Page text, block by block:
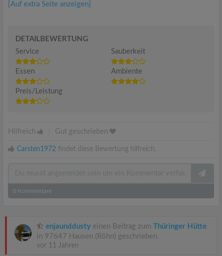
[Auf extra Seite anzeigen]
DETAILBEWERTUNG
Service
Sauberkeit
Essen Ambiente
Preis/Leistung
Hilfreich Gut geschrieben
Carsten1972 findet diese Bewertung hilfreich.
0 Kommentare
enjaunddusty einen Beitrag zum Thüringer Hütte
in 97647 Hausen (Röhn) geschrieben.
vor 11 Jahren